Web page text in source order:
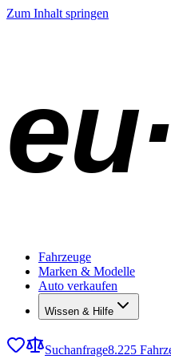
Zum Inhalt springen
Fahrzeuge
Marken & Modelle
Auto verkaufen
Wissen & Hilfe
Suchanfrage8.225